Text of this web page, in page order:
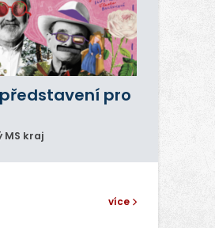
pro
MS kraj
více